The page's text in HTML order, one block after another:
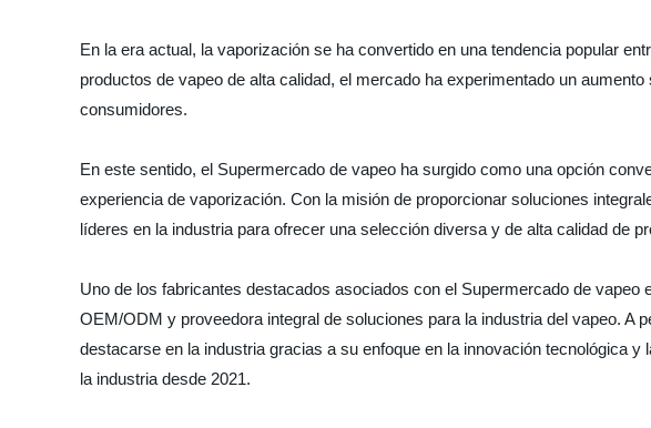
En la era actual, la vaporización se ha convertido en una tendencia popular
productos de vapeo de alta calidad, el mercado ha experimentado un
consumidores.
En este sentido, el Supermercado de vapeo ha surgido como una opción
experiencia de vaporización. Con la misión de proporcionar soluciones
líderes en la industria para ofrecer una selección diversa y de alta calidad de
Uno de los fabricantes destacados asociados con el Supermercado de
OEM/ODM y proveedora integral de soluciones para la industria del vapeo. A
destacarse en la industria gracias a su enfoque en la innovación tecnológica
la industria desde 2021.